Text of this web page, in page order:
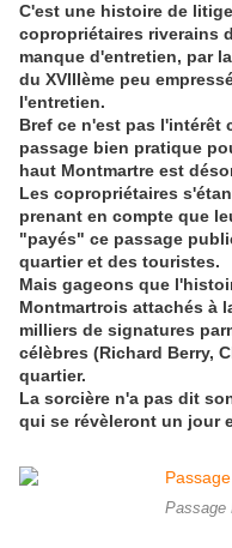
C'est une histoire de
copropriétaires riverains
manque d'entretien, par
du XVIIIème peu
l'entretien.
Bref ce n'est pas l'intérêt
passage bien pratique
haut Montmartre est
Les copropriétaires
prenant en compte que
"payés" ce passage
quartier et des touristes.
Mais gageons que
Montmartrois attachés à
milliers de signatures
célèbres (Richard Berry,
quartier.
La sorcière n'a pas dit
qui se révèleront un jour
Passage